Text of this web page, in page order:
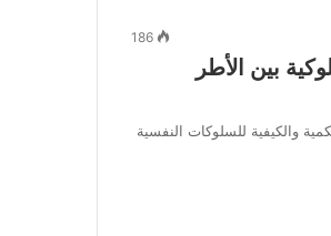
186
بين الأطر
والكيفية للسلوكات النفسية